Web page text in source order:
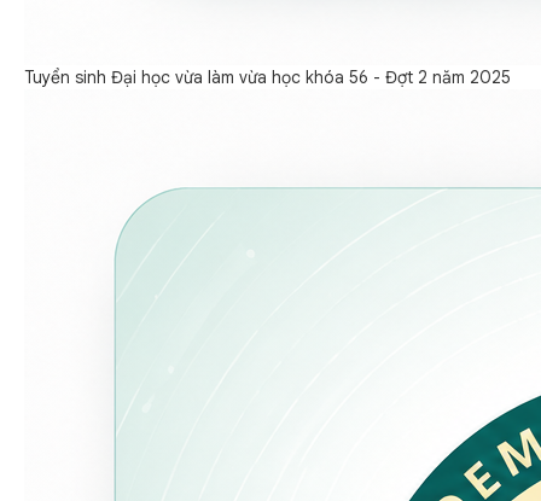
Tuyển sinh Đại học vừa làm vừa học khóa 56 - Đợt 2 năm 2025